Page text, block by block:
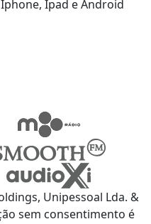
Ipad e Android
Unipessoal Lda. &
sem consentimento é